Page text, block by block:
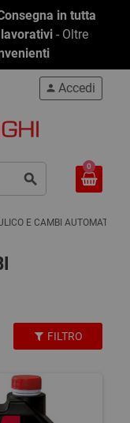
in tutta
- Oltre
search
person Accedi
0
E CAMBI AUTOMATICI
FILTRO